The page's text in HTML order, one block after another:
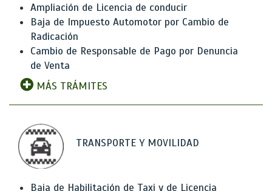
Ampliación de Licencia de conducir
Baja de Impuesto Automotor por Cambio de
Radicación
Cambio de Responsable de Pago por Denuncia
de Venta
MÁS TRÁMITES
TRANSPORTE Y MOVILIDAD
Baja de Habilitación de Taxi y de Licencia